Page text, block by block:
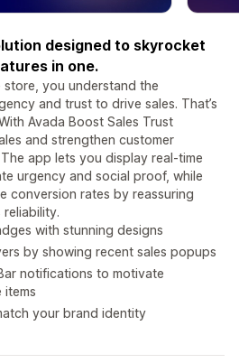
designed to skyrocket
in one.
store, you understand the
and trust to drive sales. That’s
Avada Boost Sales Trust
and strengthen customer
app lets you display real-time
urgency and social proof, while
conversion rates by reassuring
with stunning designs
by showing recent sales popups
notifications to motivate
items
your brand identity